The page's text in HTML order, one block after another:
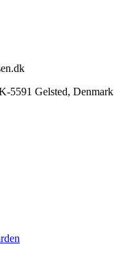
5591 Gelsted, Denmark